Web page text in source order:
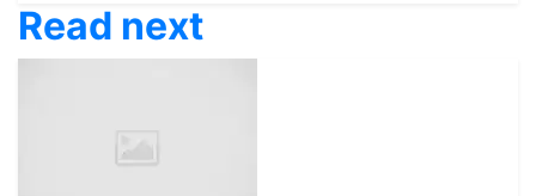
Read next